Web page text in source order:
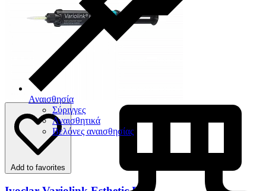
Αναισθησία
Σύριγγες
Αναισθητικά
Βελόνες αναισθησίας
Add to favorites